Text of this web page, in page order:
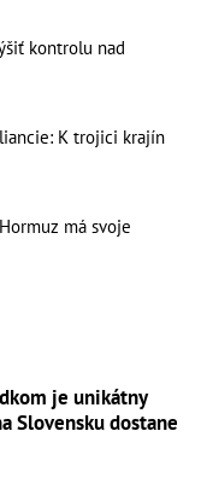
kontrolu nad
K trojici krajín
má svoje
je unikátny
Slovensku dostane